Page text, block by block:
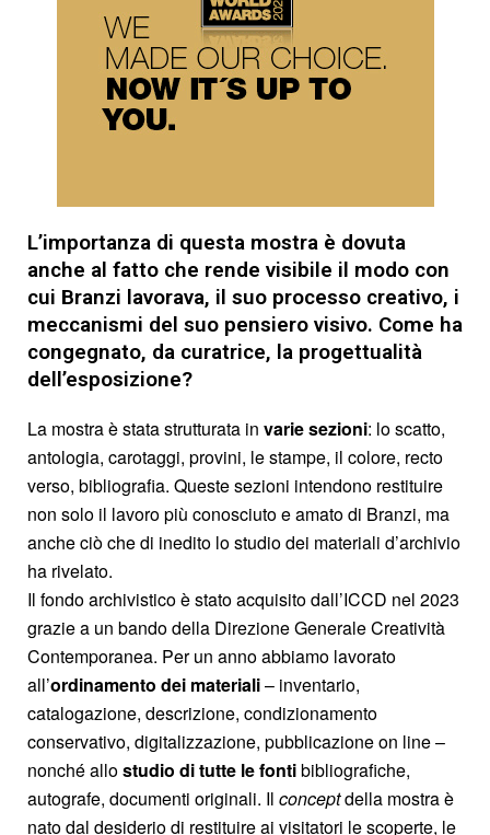
L’importanza di questa mostra è dovuta
anche al fatto che rende visibile il modo con
cui Branzi lavorava, il suo processo creativo, i
meccanismi del suo pensiero visivo. Come ha
congegnato, da curatrice, la progettualità
dell’esposizione?
La mostra è stata strutturata in varie sezioni: lo scatto,
antologia, carotaggi, provini, le stampe, il colore, recto
verso, bibliografia. Queste sezioni intendono restituire
non solo il lavoro più conosciuto e amato di Branzi, ma
anche ciò che di inedito lo studio dei materiali d’archivio
ha rivelato.
Il fondo archivistico è stato acquisito dall’ICCD nel 2023
grazie a un bando della Direzione Generale Creatività
Contemporanea. Per un anno abbiamo lavorato
all’ordinamento dei materiali– inventario,
catalogazione, descrizione, condizionamento
conservativo, digitalizzazione, pubblicazione on line –
nonché allostudio di tutte le fontibibliografiche,
autografe, documenti originali. Il conceptdella mostra è
nato dal desiderio di restituire ai visitatori le scoperte, le